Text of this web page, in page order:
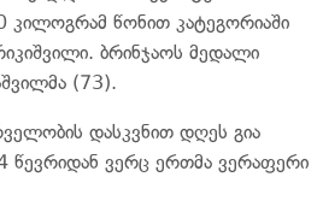
კილოგრამ წონით კატეგორიაში
ბრინჯაოს მედალი
(73).
დასკვნით დღეს გია
წევრიდან ვერც ერთმა ვერაფერი